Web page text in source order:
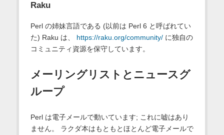
Raku
Perl の姉妹言語である (以前は Perl 6 と呼ばれてい
た) Raku は、 https://raku.org/community/に独自の
コミュニティ資源を保守しています。
メーリングリストとニュースグ
ループ
Perl は電子メールで動いています; これに嘘はあり
ません。 ラクダ本はもともとほとんど電子メールで